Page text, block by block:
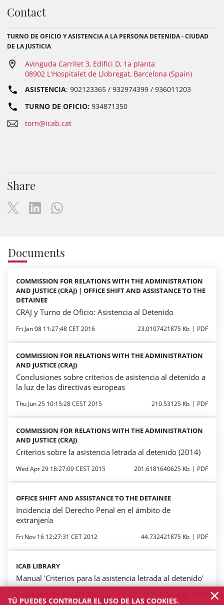
Contact
TURNO DE OFICIO Y ASISTENCIA A LA PERSONA DETENIDA - CIUDAD
DE LA JUSTICIA
Avinguda Carrilet 3, Edifici D, 1a planta
08902 L'Hospitalet de Llobregat, Barcelona (Spain)
ASISTENCIA: 902123365 / 932974399 / 936011203
TURNO DE OFICIO: 934871350
torn@icab.cat
Share
Documents
COMMISSION FOR RELATIONS WITH THE ADMINISTRATION
AND JUSTICE (CRAJ) | OFFICE SHIFT AND ASSISTANCE TO THE
DETAINEE
CRAJ y Turno de Oficio: Asistencia al Detenido
Fri Jan 08 11:27:48 CET 2016 23.0107421875 Kb PDF
COMMISSION FOR RELATIONS WITH THE ADMINISTRATION
AND JUSTICE (CRAJ)
Conclusiones sobre criterios de asistencia al detenido a
la luz de las directivas europeas
Thu Jun 25 10:15:28 CEST 2015 210.53125 Kb PDF
COMMISSION FOR RELATIONS WITH THE ADMINISTRATION
AND JUSTICE (CRAJ)
Criterios sobre la asistencia letrada al detenido (2014)
Wed Apr 29 18:27:09 CEST 2015 201.6181640625 Kb PDF
OFFICE SHIFT AND ASSISTANCE TO THE DETAINEE
Incidencia del Derecho Penal en el ámbito de
extranjería
Fri Nov 16 12:27:31 CET 2012 44.732421875 Kb PDF
ICAB LIBRARY
Manual 'Criterios para la asistencia letrada al detenido'
TÚ PUEDES CONTROLAR EL USO DE LAS COOKIES. ×